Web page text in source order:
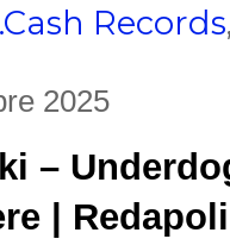
Records
2025
–
|